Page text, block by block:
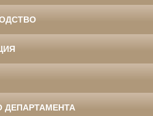
ДЕПАРТАМЕНТА